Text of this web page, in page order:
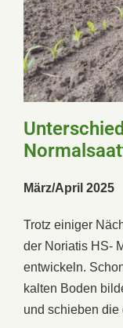
März/April 2025
Trotz einiger
der Noriatis HS-
entwickeln.
kalten Boden
und schieben die